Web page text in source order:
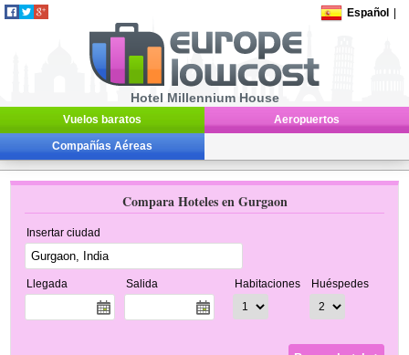
Español
Hotel Millennium House
Vuelos baratos Aeropuertos
Compañías Aéreas
Compara Hoteles en Gurgaon
Insertar ciudad
Llegada Salida Habitaciones Huéspedes